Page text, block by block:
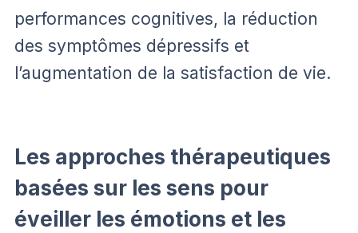
performances cognitives, la réduction
des symptômes dépressifs et
l’augmentation de la satisfaction de vie.
Les approches thérapeutiques
basées sur les sens pour
éveiller les émotions et les